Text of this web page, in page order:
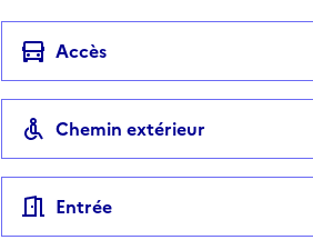
Accès
Chemin extérieur
Entrée